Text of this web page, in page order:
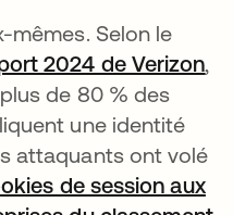
mêmes. Selon le
2024 de Verizon,
de 80 % des
une identité
attaquants ont volé
de session aux